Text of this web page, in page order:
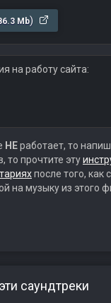
Mb)
на работу сайта:
НЕработает, то
прочтите эту
после того, как
на музыку из этого
саундтреки